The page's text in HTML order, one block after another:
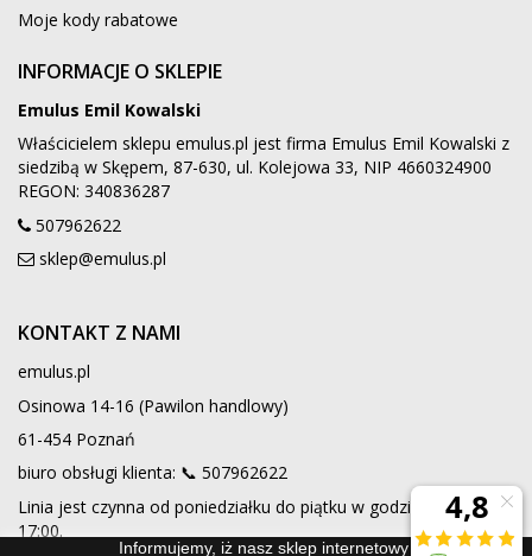
Moje kody rabatowe
INFORMACJE O SKLEPIE
Emulus Emil Kowalski
Właścicielem sklepu emulus.pl jest firma Emulus Emil Kowalski z
siedzibą w Skępem, 87-630, ul. Kolejowa 33, NIP 4660324900
REGON: 340836287
507962622
sklep@emulus.pl
KONTAKT Z NAMI
emulus.pl
Osinowa 14-16 (Pawilon handlowy)
61-454 Poznań
biuro obsługi klienta: 📞 507962622
Linia jest czynna od poniedziałku do piątku w godzinach 9:00 -
17:00.
Informujemy, iż nasz sklep internetowy wykorzystuje